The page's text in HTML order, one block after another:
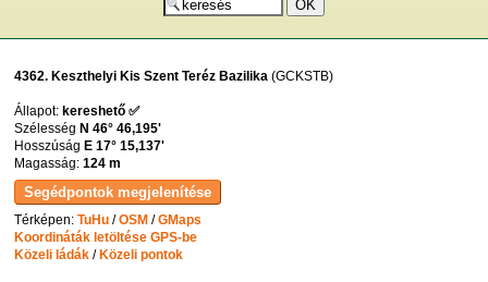
4362. Keszthelyi Kis Szent Teréz Bazilika (GCKSTB)
Állapot: kereshető ✅
Szélesség N 46° 46,195'
Hosszúság E 17° 15,137'
Magasság:124 m
Térképen:TuHu /OSM /GMaps
Koordináták letöltése GPS-be
Közeli ládák /Közeli pontok